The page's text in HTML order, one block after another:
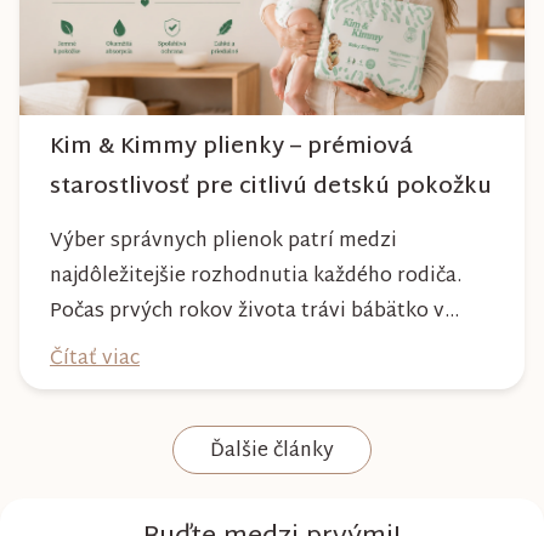
Kim & Kimmy plienky – prémiová
starostlivosť pre citlivú detskú pokožku
Výber správnych plienok patrí medzi
najdôležitejšie rozhodnutia každého rodiča.
Počas prvých rokov života trávi bábätko v
plienke väčšinu dňa, preto by mala poskytovať
nielen spoľahlivú ochranu, ale aj maximálny
komfort a šetrnosť k citlivej pokožke. Plienky
Kim & Kimmy boli vyvinuté s dôrazom na
Čítať viac
Ďalšie články